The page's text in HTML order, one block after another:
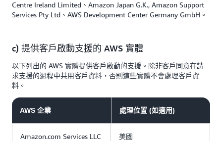
Centre Ireland Limited、Amazon Japan G.K., Amazon Support
Services Pty Ltd、AWS Development Center Germany GmbH。
c) 提供客戶啟動支援的 AWS 實體
以下列出的 AWS 實體提供客戶啟動的支援。除非客戶同意在請
求支援的過程中共用客戶資料，否則這些實體不會處理客戶資
料。
AWS 企業 處理位置 (如適用)
Amazon.com Services LLC 美國